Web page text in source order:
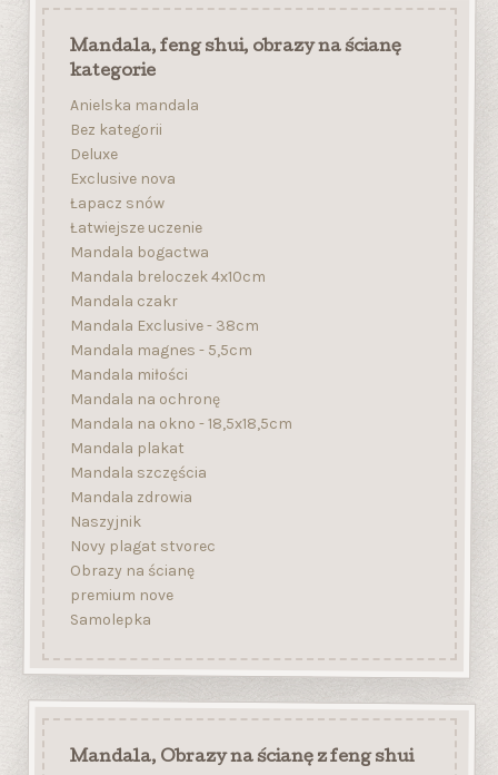
Mandala, feng shui, obrazy na ścianę
kategorie
Anielska mandala
Bez kategorii
Deluxe
Exclusive nova
Łapacz snów
Łatwiejsze uczenie
Mandala bogactwa
Mandala breloczek 4x10cm
Mandala czakr
Mandala Exclusive - 38cm
Mandala magnes - 5,5cm
Mandala miłości
Mandala na ochronę
Mandala na okno - 18,5x18,5cm
Mandala plakat
Mandala szczęścia
Mandala zdrowia
Naszyjnik
Novy plagat stvorec
Obrazy na ścianę
premium nove
Samolepka
Mandala, Obrazy na ścianę z feng shui